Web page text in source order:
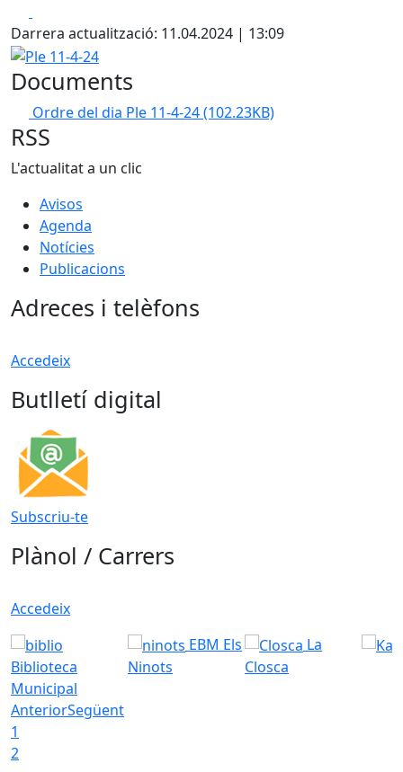
Darrera actualització: 11.04.2024 | 13:09
Ple 11-4-24
Documents
Ordre del dia Ple 11-4-24(102.23KB)
RSS
L'actualitat a un clic
Avisos
Agenda
Notícies
Publicacions
Adreces i telèfons
Accedeix
Butlletí digital
Subscriu-te
Plànol / Carrers
Accedeix
Biblioteca
Municipal
EBM Els
Ninots
La
Closca
AnteriorSegüent
1
2